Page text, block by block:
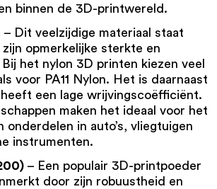
binnen de 3D-printwereld.
– Dit veelzijdige materiaal staat
zijn opmerkelijke sterkte en
het nylon 3D printen kiezen veel
voor PA11 Nylon. Het is daarnaast
een lage wrijvingscoëfficiënt.
maken het ideaal voor het
onderdelen in auto’s, vliegtuigen
instrumenten.
– Een populair 3D-printpoeder
door zijn robuustheid en